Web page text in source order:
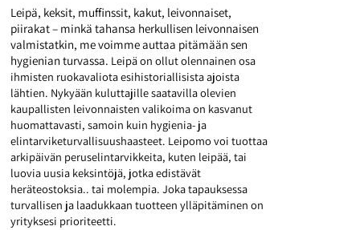
Leipä, keksit, muffinssit, kakut, leivonnaiset,
piirakat – minkä tahansa herkullisen leivonnaisen
valmistatkin, me voimme auttaa pitämään sen
hygienian turvassa. Leipä on ollut olennainen osa
ihmisten ruokavaliota esihistoriallisista ajoista
lähtien. Nykyään kuluttajille saatavilla olevien
kaupallisten leivonnaisten valikoima on kasvanut
huomattavasti, samoin kuin hygienia- ja
elintarviketurvallisuushaasteet. Leipomo voi tuottaa
arkipäivän peruselintarvikkeita, kuten leipää, tai
luovia uusia keksintöjä, jotka edistävät
heräteostoksia.. tai molempia. Joka tapauksessa
turvallisen ja laadukkaan tuotteen ylläpitäminen on
yrityksesi prioriteetti.